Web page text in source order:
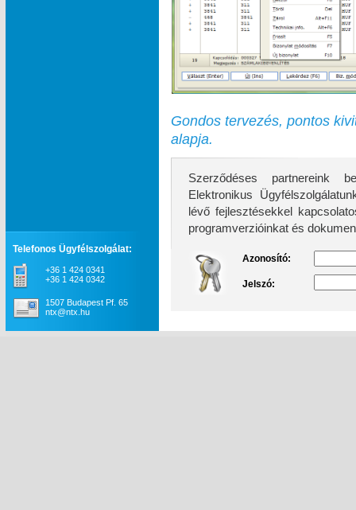
Gondos tervezés, pontos
alapja.
Szerződéses partnereink
Elektronikus Ügyfélszolgálatunk
lévő fejlesztésekkel kapcsolatos
programverzióinkat és
Azonosító:
Jelszó:
Telefonos Ügyfélszolgálat:
+36 1 424 0341
+36 1 424 0342
1507 Budapest Pf. 65
ntx@ntx.hu